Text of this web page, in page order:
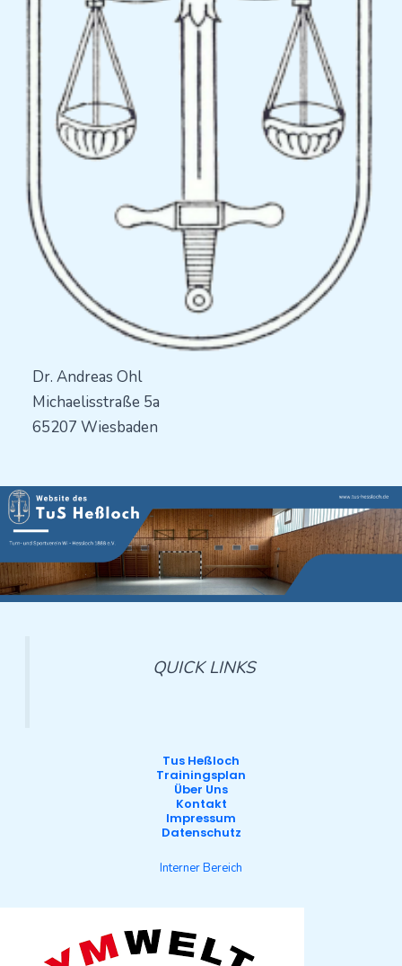
Dr. Andreas Ohl
Michaelisstraße 5a
65207 Wiesbaden
QUICK LINKS
Tus Heßloch
Trainingsplan
Über Uns
Kontakt
Impressum
Datenschutz
Interner Bereich